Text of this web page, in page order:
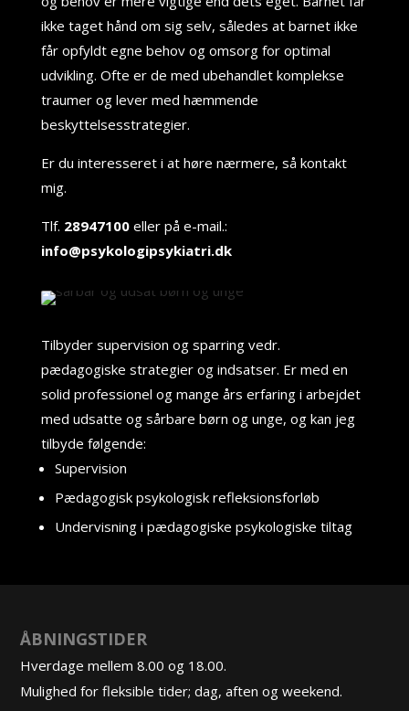
ikke taget hånd om sig selv, således at barnet ikke
får opfyldt egne behov og omsorg for optimal
udvikling. Ofte er de med ubehandlet komplekse
traumer og lever med hæmmende
beskyttelsesstrategier.
Er du interesseret i at høre nærmere, så kontakt
mig.
Tlf. 28947100eller på e-mail.:
info@psykologipsykiatri.dk
Tilbyder supervision og sparring vedr.
pædagogiske strategier og indsatser. Er med en
solid professionel og mange års erfaring i arbejdet
med udsatte og sårbare børn og unge, og kan jeg
tilbyde følgende:
Supervision
Pædagogisk psykologisk refleksionsforløb
Undervisning i pædagogiske psykologiske tiltag
ÅBNINGSTIDER
Hverdage mellem 8.00 og 18.00.
Mulighed for fleksible tider; dag, aften og weekend.